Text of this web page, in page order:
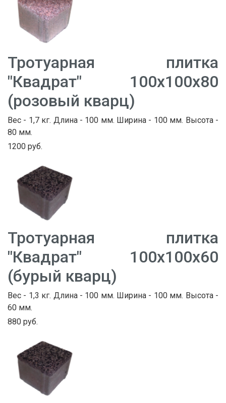
Тротуарная плитка
"Квадрат" 100х100х80
(розовый кварц)
Вес - 1,7 кг. Длина - 100 мм. Ширина - 100 мм. Высота -
80 мм.
1200 руб.
Тротуарная плитка
"Квадрат" 100х100х60
(бурый кварц)
Вес - 1,3 кг. Длина - 100 мм. Ширина - 100 мм. Высота -
60 мм.
880 руб.